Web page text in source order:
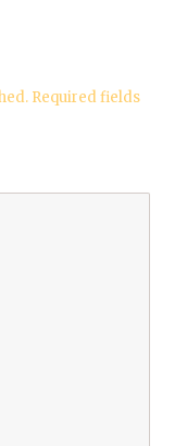
Required fields